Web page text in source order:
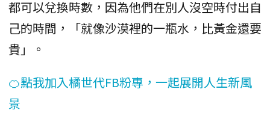
都可以兌換時數，因為他們在別人沒空時付出自
己的時間，「就像沙漠裡的一瓶水，比黃金還要
貴」。
🍊點我加入橘世代FB粉專，一起展開人生新風
景